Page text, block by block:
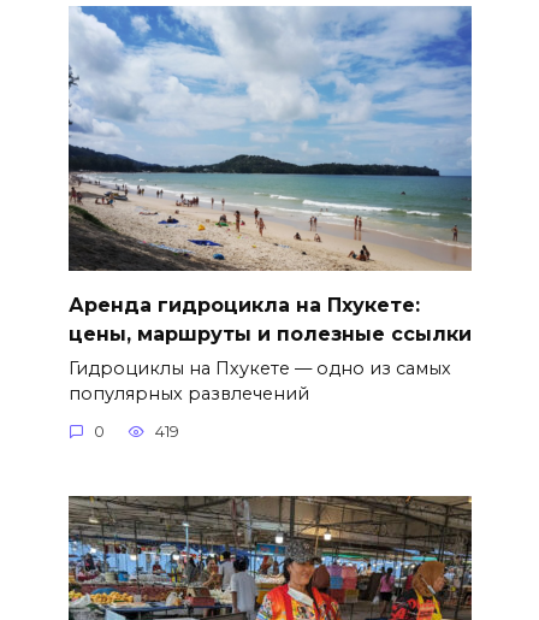
Аренда гидроцикла на Пхукете:
цены, маршруты и полезные ссылки
Гидроциклы на Пхукете — одно из самых
популярных развлечений
0 419